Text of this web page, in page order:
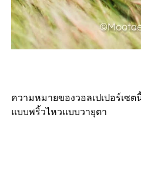
ความหมายของวอลเปเปอร์เซ
แบบพริ้วไหวแบบวายุตา